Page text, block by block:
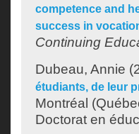
competence and
success in
Continuing
Dubeau, Annie
étudiants, de leur
Montréal
Doctorat en